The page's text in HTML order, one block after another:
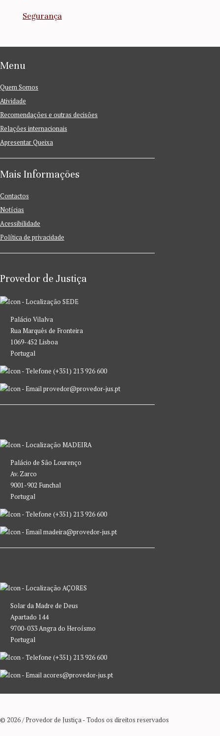
Segurança
Menu
Quem Somos
Atividade
Recomendações e outras decisões
Relações internacionais
Apresentar Queixa
Mais Informações
Contactos
Notícias
Acessibilidade
Política de privacidade
Provedor de Justiça
SEDE
Palácio Vilalva
Rua Marquês de Fronteira
1069-452 Lisboa
Portugal
(+351) 213 926 600
provedor@provedor-jus.pt
MADEIRA
Palácio de São Lourenço
Av. Zarco
9001-902 Funchal
Portugal
(+351) 213 926 600
madeira@provedor-jus.pt
AÇORES
Solar da Madre de Deus
Apartado 144
9700-033 Angra do Heroísmo
Portugal
(+351) 213 926 600
acores@provedor-jus.pt
© 2026 / Provedor de Justiça - Todos os direitos reservados